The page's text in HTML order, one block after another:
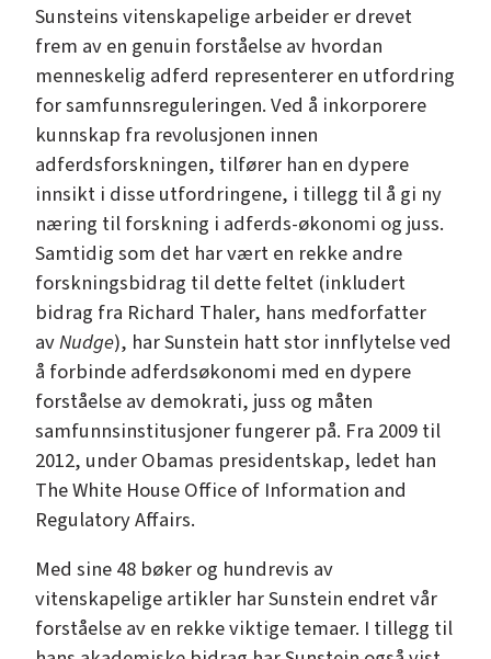
Sunsteins vitenskapelige arbeider er drevet
frem av en genuin forståelse av hvordan
menneskelig adferd representerer en utfordring
for samfunnsreguleringen. Ved å inkorporere
kunnskap fra revolusjonen innen
adferdsforskningen, tilfører han en dypere
innsikt i disse utfordringene, i tillegg til å gi ny
næring til forskning i adferds-økonomi og juss.
Samtidig som det har vært en rekke andre
forskningsbidrag til dette feltet (inkludert
bidrag fra Richard Thaler, hans medforfatter
avNudge), har Sunstein hatt stor innflytelse ved
å forbinde adferdsøkonomi med en dypere
forståelse av demokrati, juss og måten
samfunnsinstitusjoner fungerer på. Fra 2009 til
2012, under Obamas presidentskap, ledet han
The White House Office of Information and
Regulatory Affairs.
Med sine 48 bøker og hundrevis av
vitenskapelige artikler har Sunstein endret vår
forståelse av en rekke viktige temaer. I tillegg til